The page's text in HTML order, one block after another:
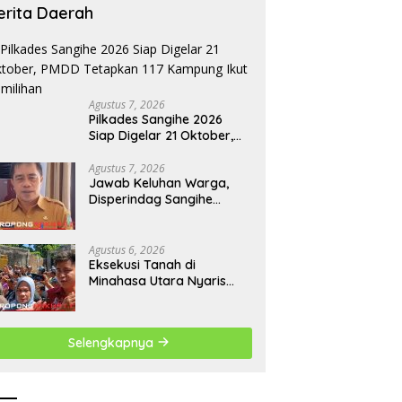
Daerah
Agustus 7, 2026
Pilkades Sangihe 2026
Siap Digelar 21 Oktober,
Kampung Ikut Pemilihan
Agustus 7, 2026
Jawab Keluhan Warga,
Disperindag Sangihe
Agustus 6, 2026
Eksekusi Tanah di
Minahasa Utara Nyaris
Hukum!
Selengkapnya